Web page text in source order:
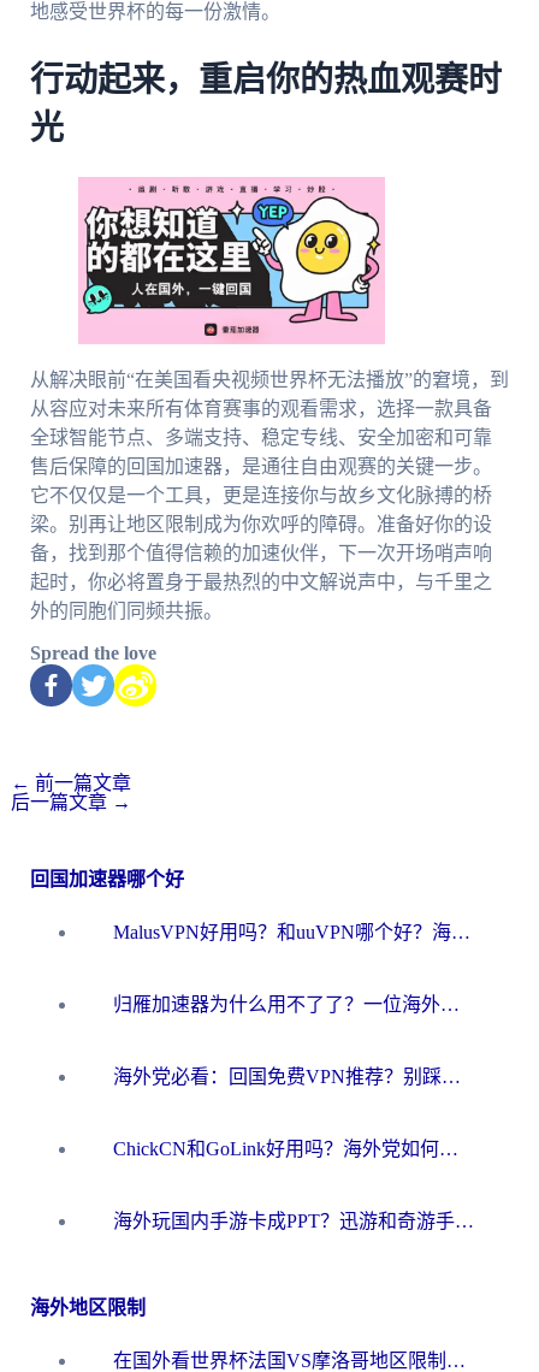
地感受世界杯的每一份激情。
行动起来，重启你的热血观赛时
光
从解决眼前“在美国看央视频世界杯无法播放”的窘境，到
从容应对未来所有体育赛事的观看需求，选择一款具备
全球智能节点、多端支持、稳定专线、安全加密和可靠
售后保障的回国加速器，是通往自由观赛的关键一步。
它不仅仅是一个工具，更是连接你与故乡文化脉搏的桥
梁。别再让地区限制成为你欢呼的障碍。准备好你的设
备，找到那个值得信赖的加速伙伴，下一次开场哨声响
起时，你必将置身于最热烈的中文解说声中，与千里之
外的同胞们同频共振。
Spread the love
← 前一篇文章
后一篇文章 →
回国加速器哪个好
MalusVPN好用吗？和uuVPN哪个好？海外党无缝访问国内资源的真实对比与选择指南
归雁加速器为什么用不了了？一位海外游子的真实困惑与技术解答
海外党必看：回国免费VPN推荐？别踩坑！教你选对加速器无缝刷国内资源
ChickCN和GoLink好用吗？海外党如何选对回国加速器
海外玩国内手游卡成PPT？迅游和奇游手游哪个好？一篇讲透回国加速器怎么选
海外地区限制
在国外看世界杯法国VS摩洛哥地区限制？这篇指南让你流畅看中文解说无压力